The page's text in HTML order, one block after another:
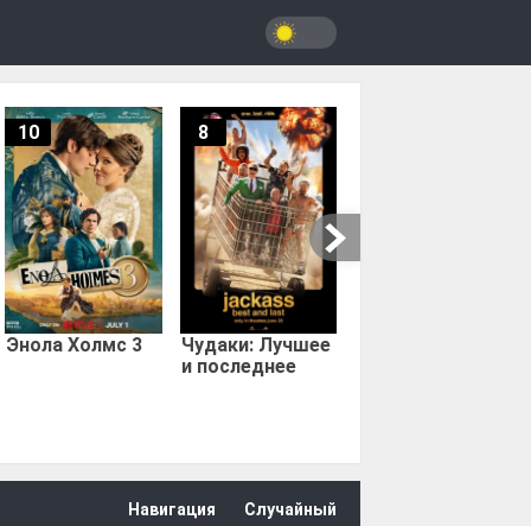
Энола Холмс 3
10
Чудаки: Лучшее
и последнее
8
Навигация Случайный